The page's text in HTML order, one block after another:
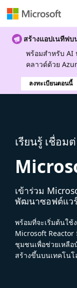
สร้างแอปเนทีฟ
พร้อมสําหรับ AI
คลาวด์ด้วย
ลงทะเบียนตอนนี้
เรียนรู้ เชื่อม
เข้าร่วม
พัฒนาซอฟต์แว
พร้อมที่จะเริ่มต้นใช้
Microsoft Reactor
ชุมชนเพื่อช่วยเหลื
สร้างขึ้นบนเทคโนโ